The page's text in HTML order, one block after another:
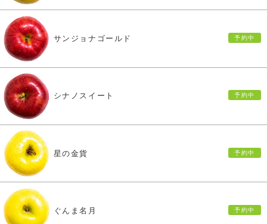
サンジョナゴールド
シナノスイート
星の金貨
ぐんま名月